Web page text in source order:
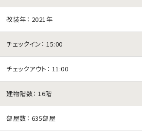
改装年： 2021年
チェックイン： 15:00
チェックアウト： 11:00
建物階数： 16階
部屋数： 635部屋